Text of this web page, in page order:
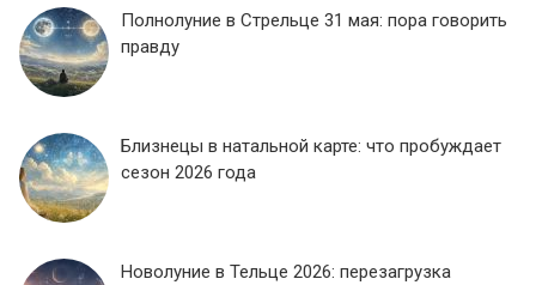
Полнолуние в Стрельце 31 мая: пора говорить
правду
Близнецы в натальной карте: что пробуждает
сезон 2026 года
Новолуние в Тельце 2026: перезагрузка